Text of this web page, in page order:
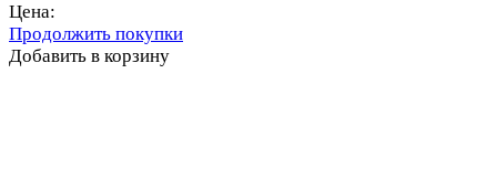
Цена:
Продолжить покупки
Добавить в корзину